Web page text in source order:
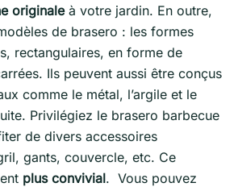
originaleà votre jardin. En outre,
de brasero : les formes
rectangulaires, en forme de
Ils peuvent aussi être conçus
comme le métal, l’argile et le
Privilégiez le brasero barbecue
de divers accessoires
gants, couvercle, etc. Ce
plus convivial. Vous pouvez